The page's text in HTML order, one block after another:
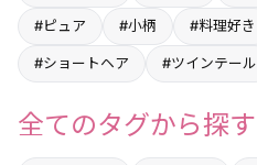
#ピュア #小柄 #料理好き
#ショートヘア #ツインテール
全てのタグから探す